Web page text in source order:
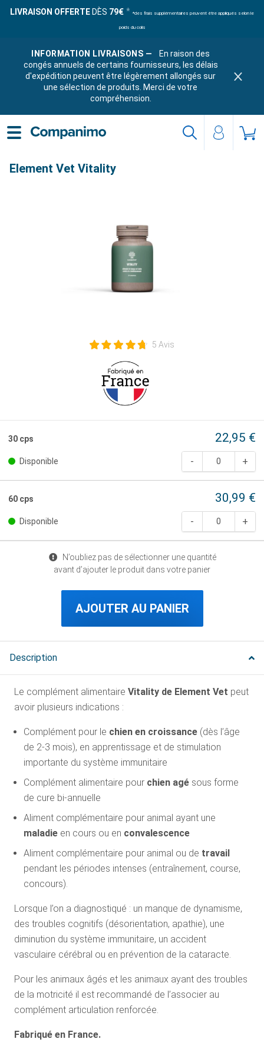
LIVRAISON OFFERTE DÈS 79€ *des frais supplémentaires peuvent être appliqués selon le
poids du colis
INFORMATION LIVRAISONS —
En raison des
congés annuels de certains fournisseurs, les délais
d'expédition peuvent être légèrement allongés sur
une sélection de produits. Merci de votre
compréhension.
Element Vet Vitality
5 Avis
30 cps 22,95 €
Disponible
60 cps 30,99 €
Disponible
N’oubliez pas de sélectionner une quantité
avant d’ajouter le produit dans votre panier
AJOUTER AU PANIER
Description
Le complément alimentaire Vitality de Element Vet peut
avoir plusieurs indications :
Complément pour le chien en croissance (dès l’âge
de 2-3 mois), en apprentissage et de stimulation
importante du système immunitaire
Complément alimentaire pour chien agé sous forme
de cure bi-annuelle
Aliment complémentaire pour animal ayant une
maladie en cours ou en convalescence
Aliment complémentaire pour animal ou de travail
pendant les périodes intenses (entraînement, course,
concours).
Lorsque l’on a diagnostiqué : un manque de dynamisme,
des troubles cognitifs (désorientation, apathie), une
diminution du système immunitaire, un accident
vasculaire cérébral ou en prévention de la cataracte.
Pour les animaux âgés et les animaux ayant des troubles
de la motricité il est recommandé de l’associer au
complément articulation renforcée.
Fabriqué en France.